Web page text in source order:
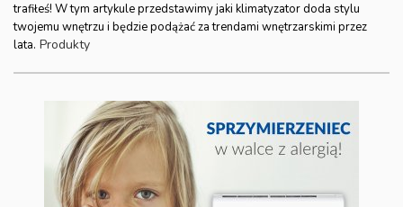
trafiłeś! W tym artykule przedstawimy jaki klimatyzator doda stylu
twojemu wnętrzu i będzie podążać za trendami wnętrzarskimi przez
lata. Produkty